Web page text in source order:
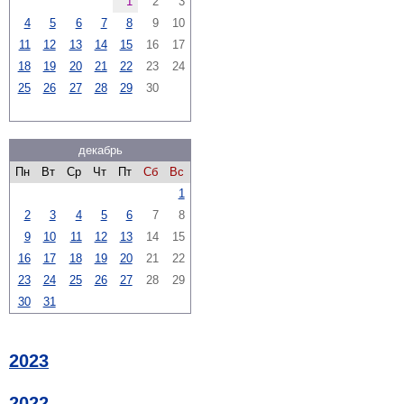
4
5 6 7 8 9
10
11
12 13 14 15 16
17
18
19 20 21 22 23
24
25
26 27 28 29 30
декабрь
Пн
Вт Ср Чт Пт Сб
Вс
1
2
3 4 5 6 7
8
9
10 11 12 13 14
15
16
17 18 19 20 21
22
23
24 25 26 27 28
29
30
31
2023